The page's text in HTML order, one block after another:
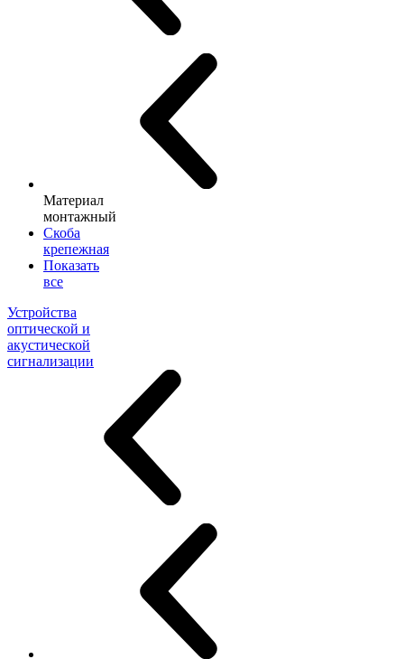
Материал
монтажный
Скоба
крепежная
Показать
все
Устройства
оптической и
акустической
сигнализации